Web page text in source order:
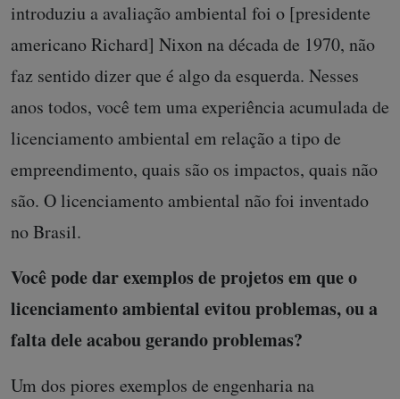
introduziu a avaliação ambiental foi o [presidente
americano Richard] Nixon na década de 1970, não
faz sentido dizer que é algo da esquerda. Nesses
anos todos, você tem uma experiência acumulada de
licenciamento ambiental em relação a tipo de
empreendimento, quais são os impactos, quais não
são. O licenciamento ambiental não foi inventado
no Brasil.
Você pode dar exemplos de projetos em que o
licenciamento ambiental evitou problemas, ou a
falta dele acabou gerando problemas?
Um dos piores exemplos de engenharia na